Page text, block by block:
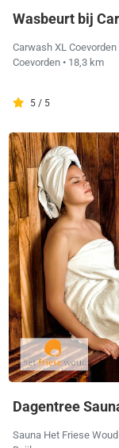
Wasbeurt bij
Carwash XL Coevorden
Coevorden • 18,3 km
5 / 5
Dagentree
Sauna Het Friese Woud